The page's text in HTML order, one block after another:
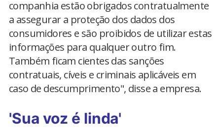
companhia estão obrigados contratualmente
a assegurar a proteção dos dados dos
consumidores e são proibidos de utilizar estas
informações para qualquer outro fim.
Também ficam cientes das sanções
contratuais, cíveis e criminais aplicáveis em
caso de descumprimento", disse a empresa.
'Sua voz é linda'